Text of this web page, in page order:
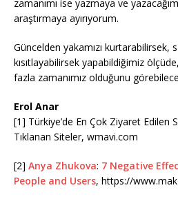
zamanımı ise yazmaya ve
araştırmaya ayırıyorum.
Güncelden yakamızı kurtarabilirsek,
kısıtlayabilirsek yapabildiğimiz
fazla zamanımız olduğunu
Erol Anar
[1] Türkiye’de En Çok Ziyaret Edilen
Tıklanan Siteler, wmavi.com
[2] Anya Zhukova: 7 Negative
People and Users, https://